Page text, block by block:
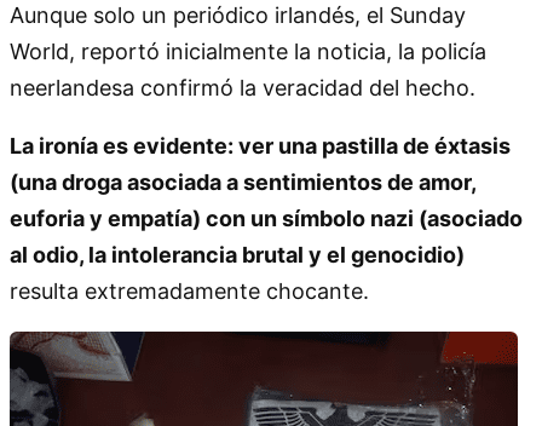
Aunque solo un periódico irlandés, el Sunday
World, reportó inicialmente la noticia, la policía
neerlandesa confirmó la veracidad del hecho.
La ironía es evidente: ver una pastilla de éxtasis
(una droga asociada a sentimientos de amor,
euforia y empatía) con un símbolo nazi (asociado
al odio, la intolerancia brutal y el genocidio)
resulta extremadamente chocante.